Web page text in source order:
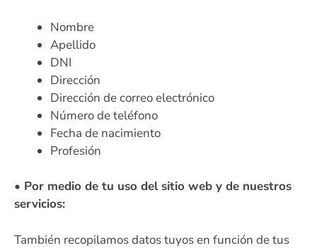
Nombre
Apellido
DNI
Dirección
Dirección de correo electrónico
Número de teléfono
Fecha de nacimiento
Profesión
• Por medio de tu uso del sitio web y de nuestros
servicios:
También recopilamos datos tuyos en función de tus